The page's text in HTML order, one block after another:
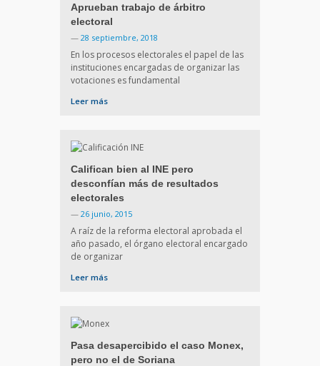
Aprueban trabajo de árbitro
electoral
— 28 septiembre, 2018
En los procesos electorales el papel de las
instituciones encargadas de organizar las
votaciones es fundamental
Leer más
Califican bien al INE pero
desconfían más de resultados
electorales
— 26 junio, 2015
A raíz de la reforma electoral aprobada el
año pasado, el órgano electoral encargado
de organizar
Leer más
Pasa desapercibido el caso Monex,
pero no el de Soriana